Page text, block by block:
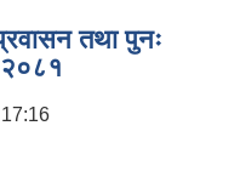
तथा पुनः
२०८१